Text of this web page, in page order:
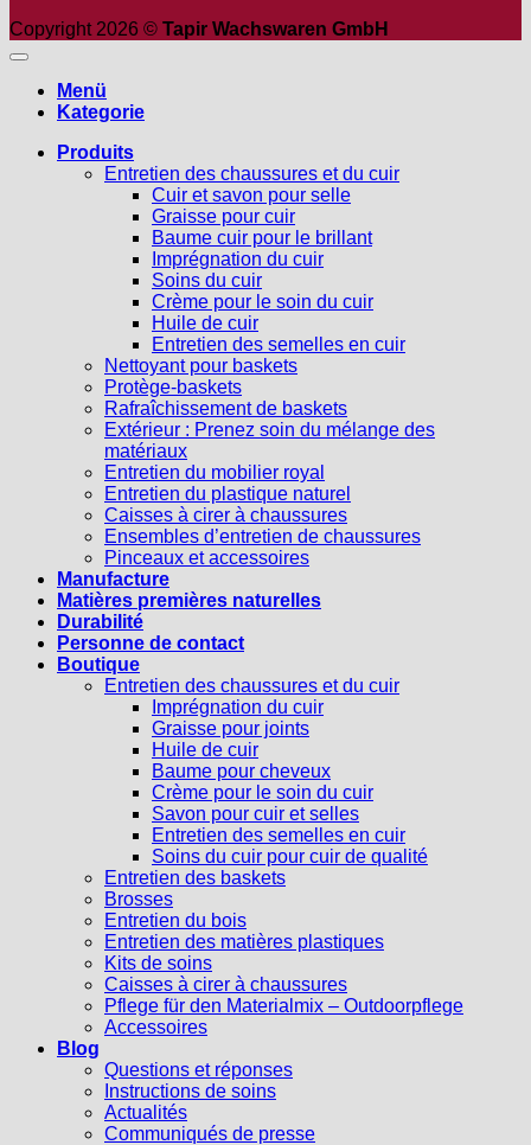
Copyright 2026 © Tapir Wachswaren GmbH
Menü
Kategorie
Produits
Entretien des chaussures et du cuir
Cuir et savon pour selle
Graisse pour cuir
Baume cuir pour le brillant
Imprégnation du cuir
Soins du cuir
Crème pour le soin du cuir
Huile de cuir
Entretien des semelles en cuir
Nettoyant pour baskets
Protège-baskets
Rafraîchissement de baskets
Extérieur : Prenez soin du mélange des
matériaux
Entretien du mobilier royal
Entretien du plastique naturel
Caisses à cirer à chaussures
Ensembles d’entretien de chaussures
Pinceaux et accessoires
Manufacture
Matières premières naturelles
Durabilité
Personne de contact
Boutique
Entretien des chaussures et du cuir
Imprégnation du cuir
Graisse pour joints
Huile de cuir
Baume pour cheveux
Crème pour le soin du cuir
Savon pour cuir et selles
Entretien des semelles en cuir
Soins du cuir pour cuir de qualité
Entretien des baskets
Brosses
Entretien du bois
Entretien des matières plastiques
Kits de soins
Caisses à cirer à chaussures
Pflege für den Materialmix – Outdoorpflege
Accessoires
Blog
Questions et réponses
Instructions de soins
Actualités
Communiqués de presse